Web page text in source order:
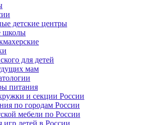
детские центры
школы
для детей
мам
питания
и секции России
по городам России
мебели по России
детей в России